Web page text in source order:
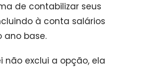
de contabilizar seus
à conta salários
ano base.
não exclui a opção, ela